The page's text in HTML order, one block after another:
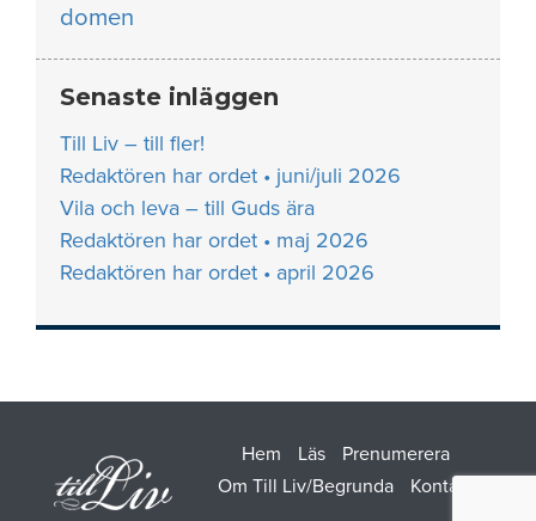
domen
Senaste inläggen
Till Liv – till fler!
Redaktören har ordet • juni/juli 2026
Vila och leva – till Guds ära
Redaktören har ordet • maj 2026
Redaktören har ordet • april 2026
Hem Läs
Prenumerera
Om Till Liv/Begrunda
Kontakt